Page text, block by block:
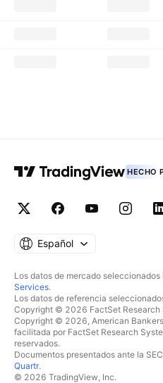
HECHO
Español
Los datos de mercado
Services.
Los datos de referencia
Copyright © 2026 FactSet Research
Copyright © 2026, American
facilitada por FactSet Research
reservados.
Documentos presentados ante la
Quartr.
© 2026 TradingView, Inc.